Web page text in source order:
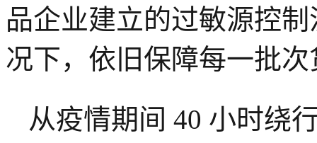
品企业建立的过敏源控
况下，依旧保障每一批
从疫情期间 40 小时绕